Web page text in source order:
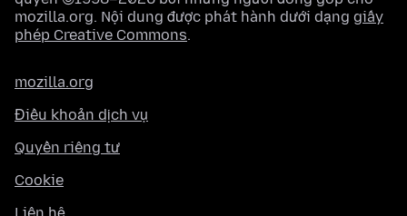
mozilla.org. Nội dung được phát hành dưới dạng giấy
phép Creative Commons.
mozilla.org
Điều khoản dịch vụ
Quyền riêng tư
Cookie